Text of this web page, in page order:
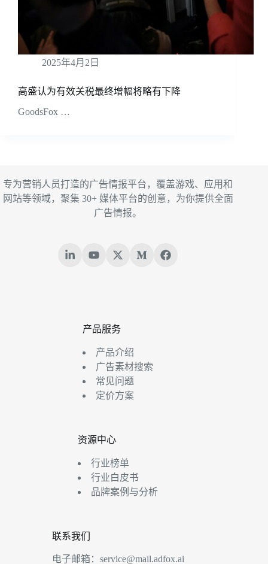
2025年4月2日
高盛认为有效关税最终增幅将略有下降
GoodsFox …
专为营销人员打造的广告情报平台，覆盖游戏、应用和
网站等领域，聚集 30+ 媒体平台的创意，为你提供全面
广告情报。
产品服务
产品介绍
广告素材搜索
常见问题
定价方案
资源中心
行业榜单
行业白皮书
品牌案例与分析
联系我们
电子邮箱： service@mail.adfox.ai